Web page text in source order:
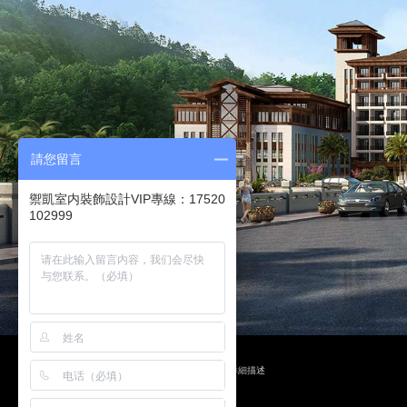
請您留言
禦凱室内裝飾設計VIP專線：17520
102999